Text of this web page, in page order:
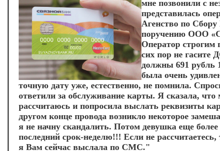
мне позвонили с
представилась
Агенство по
поручению ООО
Оператор строгим
сих пор не
должны 691 рубль
была очень
точную дату уже, естественно, не помнила.
ответили за обслуживание карты. Я сказала,
рассчитаюсь и попросила выслать реквизиты
другом конце провода возникло некоторое
я не начну скандалить. Потом девушка еще
последний срок-неделю!!! Если не
я Вам сейчас выслала по СМС."